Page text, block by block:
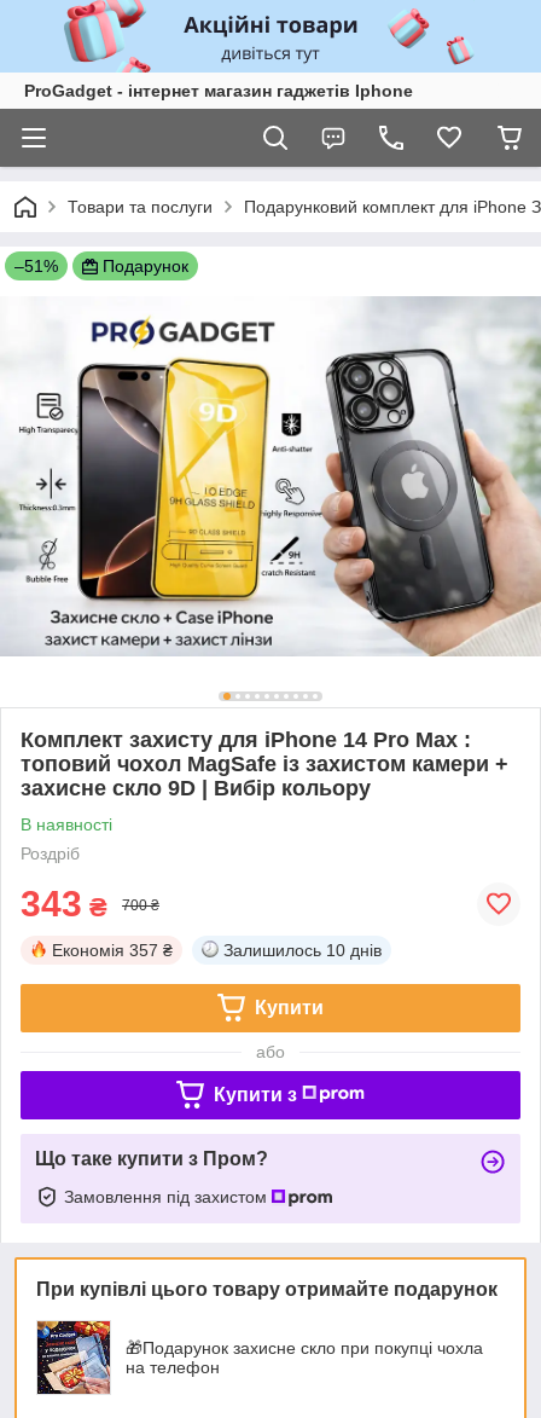
ProGadget - iнтернет магазин гаджетів Iphone
Товари та послуги Подарунковий комплект для iPhone
–51% Подарунок
Комплект захисту для iPhone 14 Pro Max :
топовий чохол MagSafe із захистом камери +
захисне скло 9D | Вибір кольору
В наявності
Роздріб
343 ₴ 700 ₴
Економія 357 ₴ Залишилось 10 днів
Купити
або
Купити з
Що таке купити з Пром?
Замовлення під захистом
При купівлі цього товару отримайте подарунок
🎁Подарунок захисне скло при покупці чохла
на телефон